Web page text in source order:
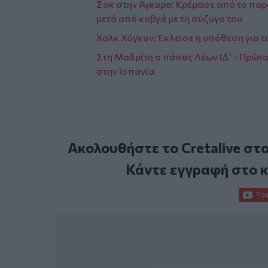
Σοκ στην Άγκυρα: Κρέμασε από το
μετά από καβγά με τη σύζυγο του
Χαλκ Χόγκαν: Έκλεισε η υπόθεση για
Στη Μαδρίτη ο πάπας Λέων ΙΔ' -
στην Ισπανία
Ακολουθήστε το Cretalive
Κάντε εγγραφή στο